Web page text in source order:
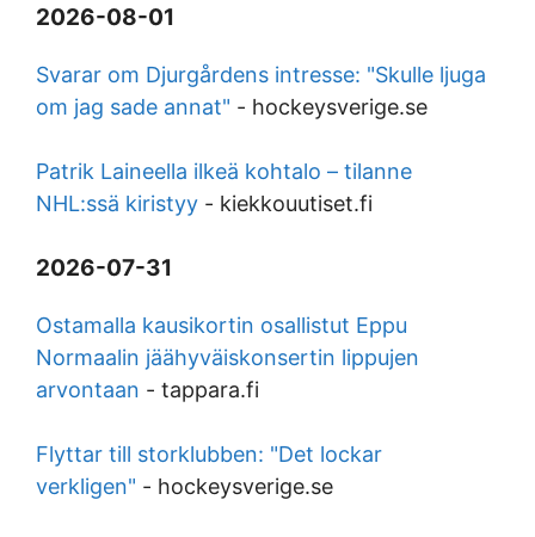
2026-08-01
Svarar om Djurgårdens intresse: "Skulle ljuga
om jag sade annat" - hockeysverige.se
Patrik Laineella ilkeä kohtalo – tilanne
NHL:ssä kiristyy - kiekkouutiset.fi
2026-07-31
Ostamalla kausikortin osallistut Eppu
Normaalin jäähyväiskonsertin lippujen
arvontaan - tappara.fi
Flyttar till storklubben: "Det lockar
verkligen" - hockeysverige.se